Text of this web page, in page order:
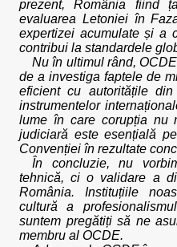
prezent, România fiind
evaluarea Letoniei în
expertizei acumulate și a
contribui la standardele
Nu în ultimul rând,
de a investiga faptele de
eficient cu autoritățile
instrumentelor
lume în care corupția nu
judiciară este esențială
Convenției în rezultate
În concluzie, nu
tehnică, ci o validare a
România. Instituțiile
cultură a
suntem pregătiți să ne
membru al OCDE.